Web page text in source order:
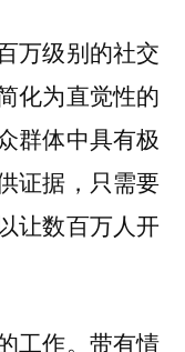
万级别的社交
化为直觉性的
群体中具有极
证据，只需要
让数百万人开
工作。带有情